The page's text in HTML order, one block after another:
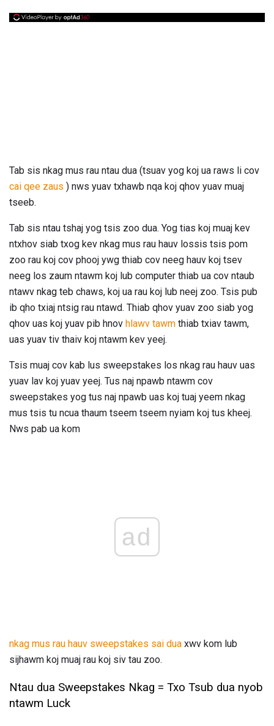
Tab sis nkag mus rau ntau dua (tsuav yog koj ua raws li cov
cai qee zaus ) nws yuav txhawb nqa koj qhov yuav muaj
tseeb.
Tab sis ntau tshaj yog tsis zoo dua. Yog tias koj muaj kev
ntxhov siab txog kev nkag mus rau hauv lossis tsis pom
zoo rau koj cov phooj ywg thiab cov neeg hauv koj tsev
neeg los zaum ntawm koj lub computer thiab ua cov ntaub
ntawv nkag teb chaws, koj ua rau koj lub neej zoo. Tsis pub
ib qho txiaj ntsig rau ntawd. Thiab qhov yuav zoo siab yog
qhov uas koj yuav pib hnov hlawv tawm thiab txiav tawm,
uas yuav tiv thaiv koj ntawm kev yeej.
Tsis muaj cov kab lus sweepstakes los nkag rau hauv uas
yuav lav koj yuav yeej. Tus naj npawb ntawm cov
sweepstakes yog tus naj npawb uas koj tuaj yeem nkag
mus tsis tu ncua thaum tseem tseem nyiam koj tus kheej.
Nws pab ua kom
ad
nkag mus rau hauv sweepstakes sai dua xwv kom lub
sijhawm koj muaj rau koj siv tau zoo.
Ntau dua Sweepstakes Nkag = Txo Tsub dua nyob
ntawm Luck